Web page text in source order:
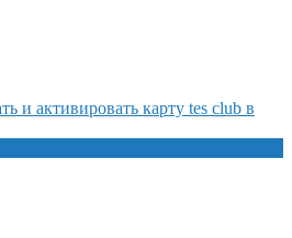
и активировать карту tes club в